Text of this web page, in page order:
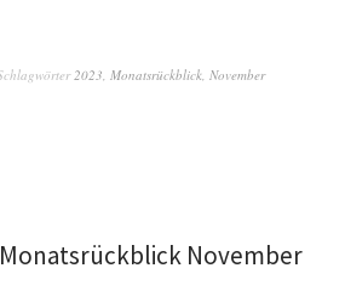
2023 Monatsrückblick November
November